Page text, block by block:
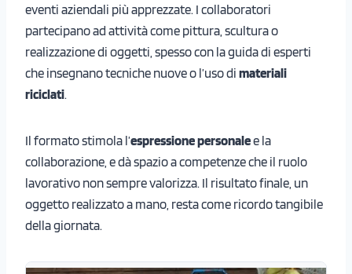
eventi aziendali più apprezzate. I collaboratori
partecipano ad attività come pittura, scultura o
realizzazione di oggetti, spesso con la guida di esperti
che insegnano tecniche nuove o l’uso di materiali
riciclati.
Il formato stimola l’espressione personalee la
collaborazione, e dà spazio a competenze che il ruolo
lavorativo non sempre valorizza. Il risultato finale, un
oggetto realizzato a mano, resta come ricordo tangibile
della giornata.